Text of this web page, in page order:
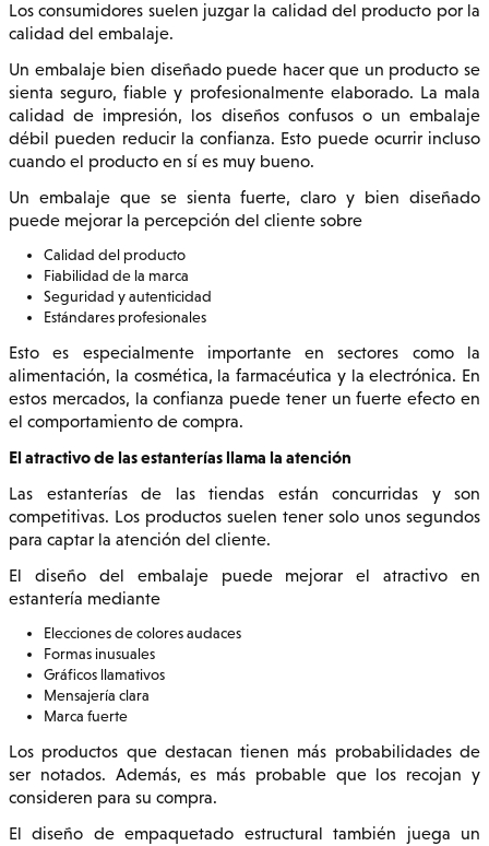
Los consumidores suelen juzgar la calidad del producto por la
calidad del embalaje.
Un embalaje bien diseñado puede hacer que un producto se
sienta seguro, fiable y profesionalmente elaborado. La mala
calidad de impresión, los diseños confusos o un embalaje
débil pueden reducir la confianza. Esto puede ocurrir incluso
cuando el producto en sí es muy bueno.
Un embalaje que se sienta fuerte, claro y bien diseñado
puede mejorar la percepción del cliente sobre
Calidad del producto
Fiabilidad de la marca
Seguridad y autenticidad
Estándares profesionales
Esto es especialmente importante en sectores como la
alimentación, la cosmética, la farmacéutica y la electrónica. En
estos mercados, la confianza puede tener un fuerte efecto en
el comportamiento de compra.
El atractivo de las estanterías llama la atención
Las estanterías de las tiendas están concurridas y son
competitivas. Los productos suelen tener solo unos segundos
para captar la atención del cliente.
El diseño del embalaje puede mejorar el atractivo en
estantería mediante
Elecciones de colores audaces
Formas inusuales
Gráficos llamativos
Mensajería clara
Marca fuerte
Los productos que destacan tienen más probabilidades de
ser notados. Además, es más probable que los recojan y
consideren para su compra.
El diseño de empaquetado estructural también juega un